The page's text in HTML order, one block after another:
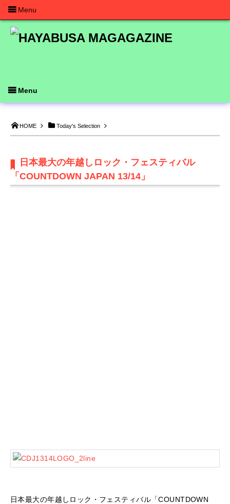
HOME Today's Selection
日本最大の年越しロック・フェスティバル
「COUNTDOWN JAPAN 13/14」
日本最大の年越しロック・フェスティバル「COUNTDOWN
Menu
Menu